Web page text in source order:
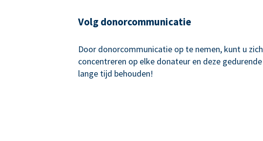
Volg donorcommunicatie
Door donorcommunicatie op te nemen, kunt u zich
concentreren op elke donateur en deze gedurende
lange tijd behouden!